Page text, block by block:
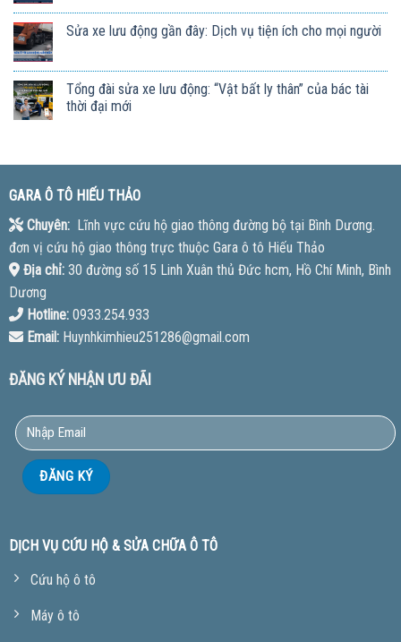
Sửa xe lưu động gần đây: Dịch vụ tiện ích cho mọi người
Tổng đài sửa xe lưu động: “Vật bất ly thân” của bác tài
thời đại mới
GARA Ô TÔ HIẾU THẢO
Chuyên:Lĩnh vực cứu hộ giao thông đường bộ tại Bình Dương.
đơn vị cứu hộ giao thông trực thuộc Gara ô tô Hiếu Thảo
Địa chỉ:30 đường số 15 Linh Xuân thủ Đức hcm, Hồ Chí Minh, Bình
Dương
Hotline:0933.254.933
Email:Huynhkimhieu251286@gmail.com
ĐĂNG KÝ NHẬN ƯU ĐÃI
DỊCH VỤ CỨU HỘ & SỬA CHỮA Ô TÔ
Cứu hộ ô tô
Máy ô tô